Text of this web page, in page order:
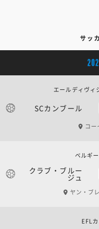
サッ
SCカンブール
エールディヴ
コ
クラブ・ブルー
ジュ
ベルギ
ヤン・ブ
EFL